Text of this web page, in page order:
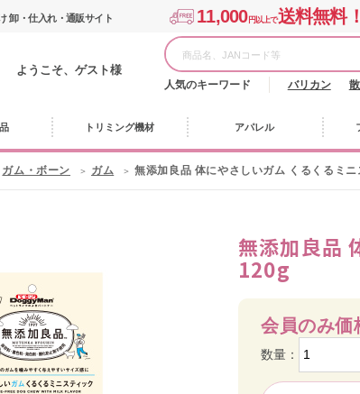
卸・仕入れ・通販サイト 11,000円以上で送料無料！
ようこそ、ゲスト様
人気のキーワード バリカン
トリミング機材 アパレル
ガム・ボーン ガム 無添加良品 体にやさしいガム くるくるミ
無添加良品
120g
会員のみ価
数量：